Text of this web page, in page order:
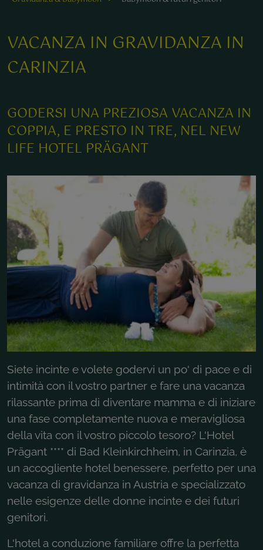
VACANZA IN GRAVIDANZA IN
CARINZIA
GODERSI UNA PREZIOSA VACANZA IN
COPPIA, E PRESTO IN TRE, NEL NEW
LIFE HOTEL PRÄGANT
Siete incinte e volete godervi un po' di pace e di
intimità con il vostro partner e fare una vacanza
rilassante prima di diventare mamma e di iniziare
una fase completamente nuova e meravigliosa
della vita con il vostro piccolo tesoro? L'Hotel
Prägant **** di Bad Kleinkirchheim, in Carinzia, è
un accogliente hotel benessere, perfetto per una
vacanza di gravidanza in Austria e specializzato
nelle esigenze delle donne incinte e dei futuri
genitori.
L'hotel a conduzione familiare offre la perfetta